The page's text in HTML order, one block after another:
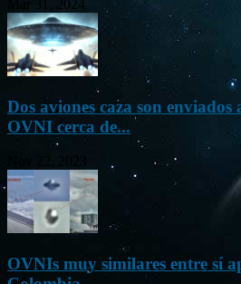
Mar 31, 2024
Dos aviones caza son
OVNI cerca de...
OVNIs muy similares entre sí